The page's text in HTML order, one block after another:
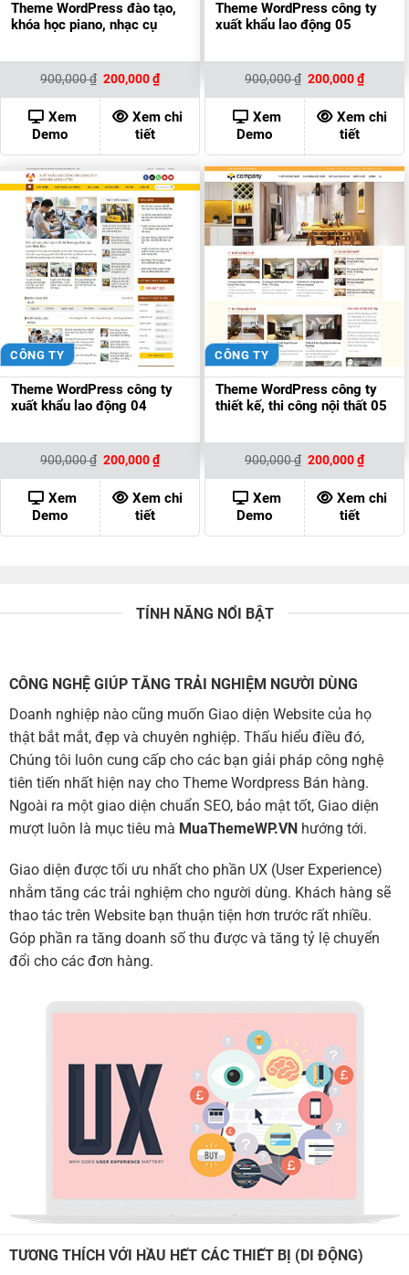
Theme WordPress đào tạo,
khóa học piano, nhạc cụ
900,000₫ Giá
là:
900,000 ₫.
200,000₫Giá
hiện
tại
là:
200,000 ₫.
Xem
Demo
Xem chi
tiết
Theme WordPress công ty
xuất khẩu lao động 05
900,000₫ Giá
là:
900,000 ₫.
200,000₫Giá
hiện
tại
là:
Xem
Demo
Xem chi
tiết
CÔNG TY
Theme WordPress công ty
xuất khẩu lao động 04
900,000₫ Giá
là:
900,000 ₫.
200,000₫Giá
hiện
tại
là:
200,000 ₫.
Xem
Demo
Xem chi
tiết
CÔNG TY
Theme WordPress công ty
thiết kế, thi công nội thất 05
900,000₫ Giá
là:
900,000 ₫.
200,000₫Giá
hiện
tại
là:
Xem
Demo
Xem chi
tiết
TÍNH NĂNG NỔI BẬT
CÔNG NGHỆ GIÚP TĂNG TRẢI NGHIỆM NGƯỜI DÙNG
Doanh nghiệp nào cũng muốn Giao diện Website của họ
thật bắt mắt, đẹp và chuyên nghiệp. Thấu hiểu điều đó,
Chúng tôi luôn cung cấp cho các bạn giải pháp công nghệ
tiên tiến nhất hiện nay cho Theme Wordpress Bán hàng.
Ngoài ra một giao diện chuẩn SEO, bảo mật tốt, Giao diện
mượt luôn là mục tiêu mà MuaThemeWP.VN hướng tới.
Giao diện được tối ưu nhất cho phần UX (User Experience)
nhằm tăng các trải nghiệm cho người dùng. Khách hàng sẽ
thao tác trên Website bạn thuận tiện hơn trước rất nhiều.
Góp phần ra tăng doanh số thu được và tăng tỷ lệ chuyển
đổi cho các đơn hàng.
TƯƠNG THÍCH VỚI HẦU HẾT CÁC THIẾT BỊ (DI ĐỘNG)